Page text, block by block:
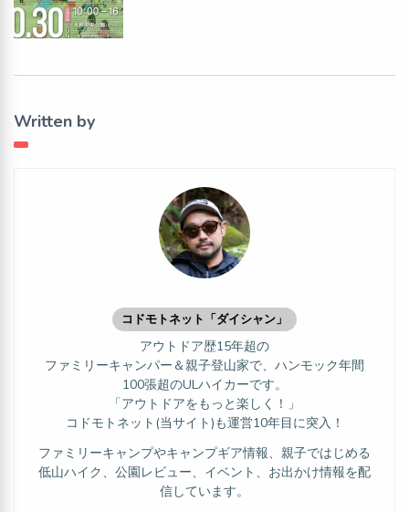
Written by
コドモトネット「ダイシャン」
アウトドア歴15年超の
ファミリーキャンパー＆親子登山家で、ハンモック年間
100張超のULハイカーです。
「アウトドアをもっと楽しく！」
コドモトネット(当サイト)も運営10年目に突入！
ファミリーキャンプやキャンプギア情報、親子ではじめる
低山ハイク、公園レビュー、イベント、お出かけ情報を配
信しています。